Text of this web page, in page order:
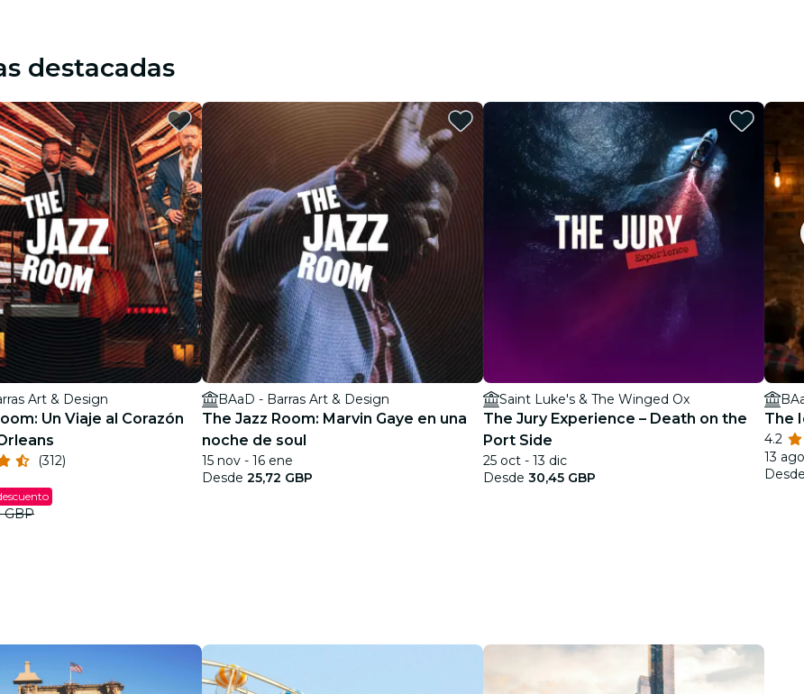
destacadas
Art & Design
Un Viaje al Corazón
(312)
GBP
BAaD - Barras Art & Design
The Jazz Room: Marvin Gaye en una
noche de soul
15 nov - 16 ene
Desde 25,72 GBP
Saint Luke's & The Winged Ox
The Jury Experience – Death on the
Port Side
25 oct - 13 dic
Desde 30,45 GBP
The
4.2
13